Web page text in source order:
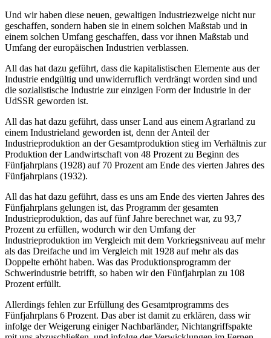
Und wir haben diese neuen, gewaltigen Industriezweige nicht nur
geschaffen, sondern haben sie in einem solchen Maßstab und in
einem solchen Umfang geschaffen, dass vor ihnen Maßstab und
Umfang der europäischen Industrien verblassen.
All das hat dazu geführt, dass die kapitalistischen Elemente aus der
Industrie endgültig und unwiderruflich verdrängt worden sind und
die sozialistische Industrie zur einzigen Form der Industrie in der
UdSSR geworden ist.
All das hat dazu geführt, dass unser Land aus einem Agrarland zu
einem Industrieland geworden ist, denn der Anteil der
Industrieproduktion an der Gesamtproduktion stieg im Verhältnis zur
Produktion der Landwirtschaft von 48 Prozent zu Beginn des
Fünfjahrplans (1928) auf 70 Prozent am Ende des vierten Jahres des
Fünfjahrplans (1932).
All das hat dazu geführt, dass es uns am Ende des vierten Jahres des
Fünfjahrplans gelungen ist, das Programm der gesamten
Industrieproduktion, das auf fünf Jahre berechnet war, zu 93,7
Prozent zu erfüllen, wodurch wir den Umfang der
Industrieproduktion im Vergleich mit dem Vorkriegsniveau auf mehr
als das Dreifache und im Vergleich mit 1928 auf mehr als das
Doppelte erhöht haben. Was das Produktionsprogramm der
Schwerindustrie betrifft, so haben wir den Fünfjahrplan zu 108
Prozent erfüllt.
Allerdings fehlen zur Erfüllung des Gesamtprogramms des
Fünfjahrplans 6 Prozent. Das aber ist damit zu erklären, dass wir
infolge der Weigerung einiger Nachbarländer, Nichtangriffspakte